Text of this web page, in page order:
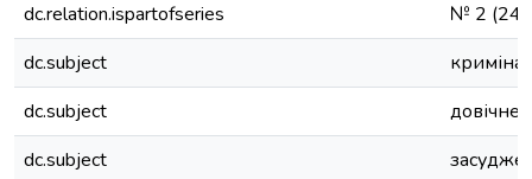
dc.relation.ispartofseries
№ 2 (24).
dc.subject
dc.subject
довічне
dc.subject